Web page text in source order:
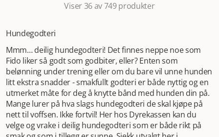
Viser 36 av 749produkter
Hundegodteri
Mmm… deilig hundegodteri! Det finnes neppe noe som
Fido liker så godt som godbiter, eller? Enten som
belønning under trening eller om du bare vil unne hunden
litt ekstra snadder - smakfullt godteri er både nyttig og en
utmerket måte for deg å knytte bånd med hunden din på.
Mange lurer på hva slags hundegodteri de skal kjøpe på
nett til voffsen. Ikke fortvil! Her hos Dyrekassen kan du
velge og vrake i deilig hundegodteri som er både rikt på